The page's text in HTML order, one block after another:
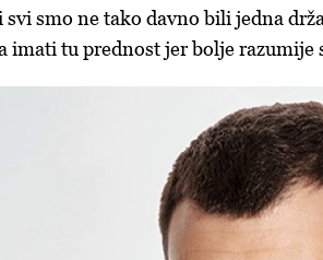
svi smo ne tako davno bili jedna
imati tu prednost jer bolje razumije